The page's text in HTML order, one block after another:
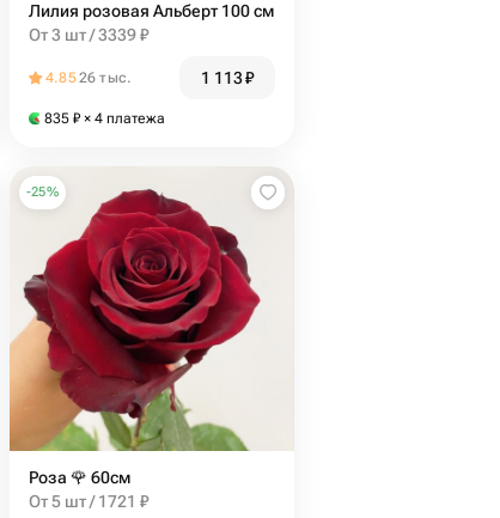
Лилия розовая Альберт 100 см
От 3 шт / 3339 ₽
4.8526 тыс. 1 113₽
835 ₽ × 4 платежа
-25%
Роза 🌹 60см
От 5 шт / 1721 ₽